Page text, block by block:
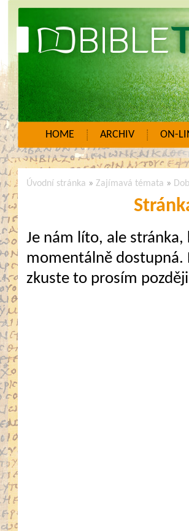
HOME ARCHIV ON-
Úvodní stránka »Zajímavá témata »
Je nám líto, ale
momentálně dostupná.
zkuste to prosím